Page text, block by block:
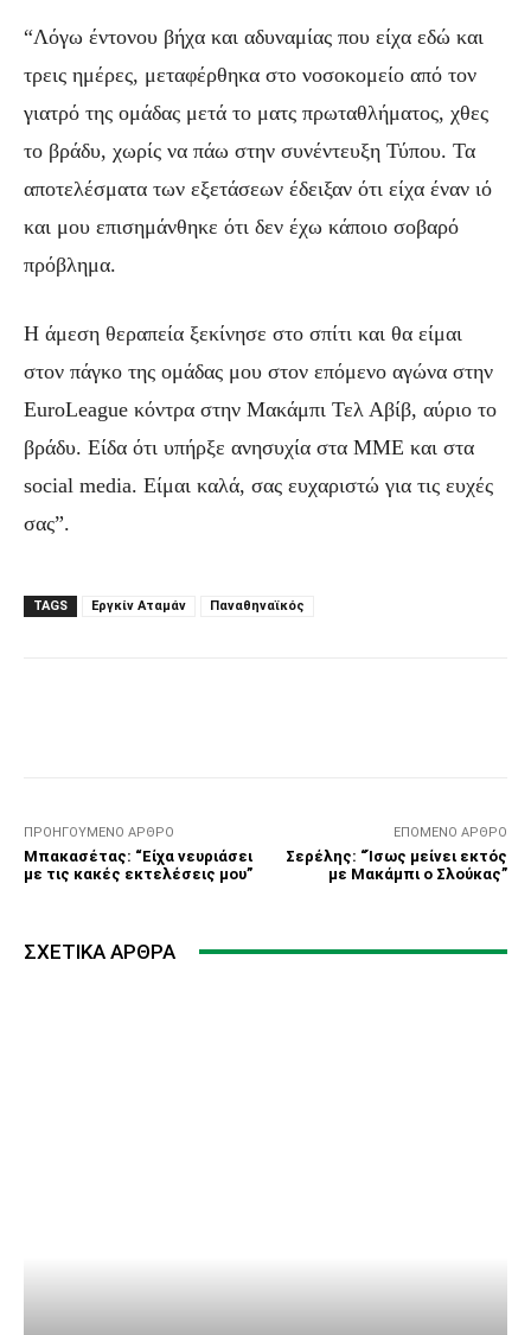
“Λόγω έντονου βήχα και αδυναμίας που είχα εδώ και
τρεις ημέρες, μεταφέρθηκα στο νοσοκομείο από τον
γιατρό της ομάδας μετά το ματς πρωταθλήματος, χθες
το βράδυ, χωρίς να πάω στην συνέντευξη Τύπου. Τα
αποτελέσματα των εξετάσεων έδειξαν ότι είχα έναν ιό
και μου επισημάνθηκε ότι δεν έχω κάποιο σοβαρό
πρόβλημα.
Η άμεση θεραπεία ξεκίνησε στο σπίτι και θα είμαι
στον πάγκο της ομάδας μου στον επόμενο αγώνα στην
EuroLeague κόντρα στην Μακάμπι Τελ Αβίβ, αύριο το
βράδυ. Είδα ότι υπήρξε ανησυχία στα ΜΜΕ και στα
social media. Είμαι καλά, σας ευχαριστώ για τις ευχές
σας”.
TAGS Εργκίν Αταμάν Παναθηναϊκός
ΠΡΟΗΓΟΎΜΕΝΟ ΆΡΘΡΟ
Μπακασέτας: “Είχα νευριάσει
με τις κακές εκτελέσεις μου”
ΕΠΌΜΕΝΟ ΆΡΘΡΟ
Σερέλης: “Ίσως μείνει εκτός
με Μακάμπι ο Σλούκας”
ΣΧΕΤΙΚΆ ΆΡΘΡΑ